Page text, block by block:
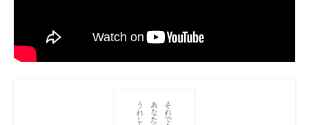
経営リーダーのコミュニティ
ITエンジニア向け専門サイト